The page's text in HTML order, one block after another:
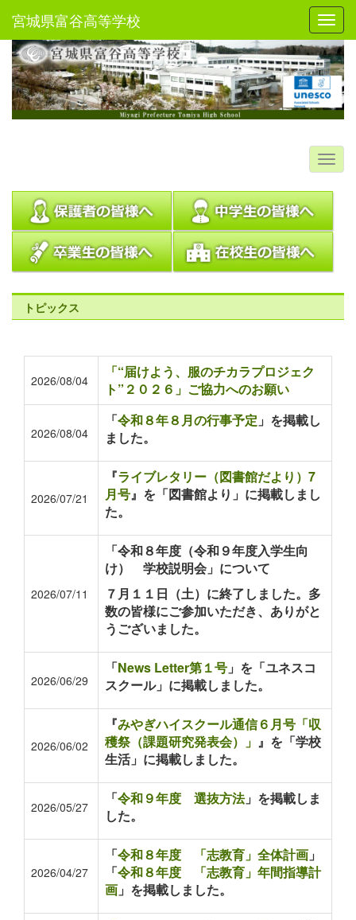
宮城県富谷高等学校
トピックス
2026/08/04
「“届けよう、服のチカラプロジェク
ト”２０２６」ご協力へのお願い
2026/08/04
「令和８年８月の行事予定 」を掲載し
ました。
2026/07/21
『ライブレタリー（図書館だより）7
月号』を「図書館より」に掲載しまし
た。
2026/07/11
「令和８年度（令和９年度入学生向
け） 学校説明会」について
７月１１日（土）に終了しました。多
数の皆様にご参加いただき、ありがと
うございました。
2026/06/29
「News Letter第１号 」を「ユネスコ
スクール」に掲載しました。
2026/06/02
『みやぎハイスクール通信６月号「収
穫祭（課題研究発表会）」 』を「学校
生活」に掲載しました。
2026/05/27 「令和９年度 選抜方法」を掲載しま
した。
2026/04/27
「令和８年度 「志教育」全体計画 」
「令和８年度 「志教育」年間指導計
画 」を掲載しました。